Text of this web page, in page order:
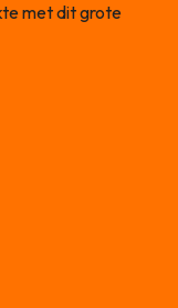
met dit grote